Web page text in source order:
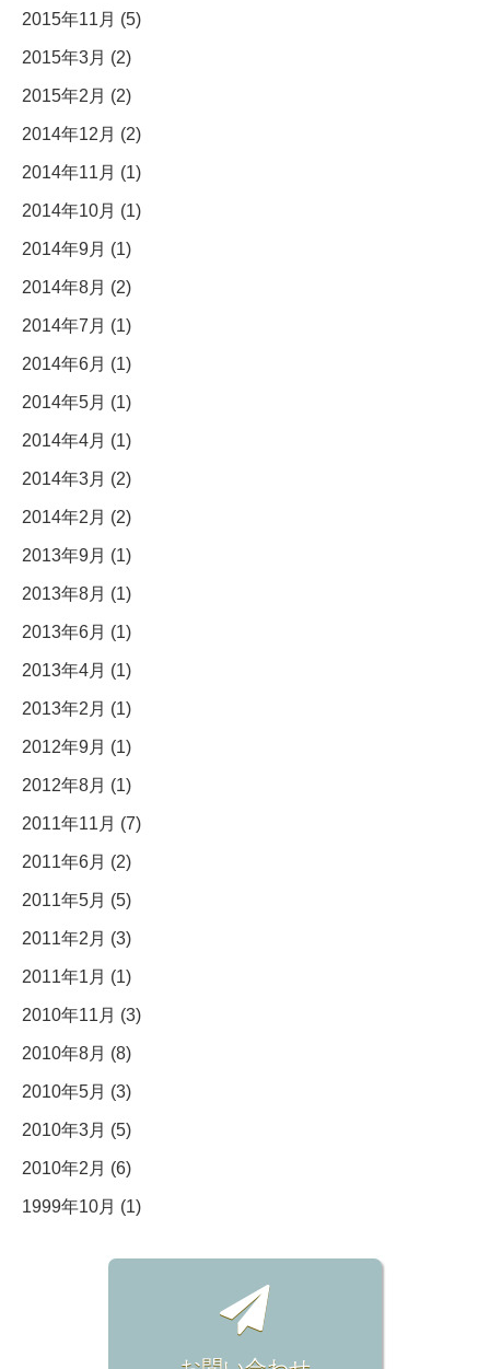
2015年11月 (5)
2015年3月 (2)
2015年2月 (2)
2014年12月 (2)
2014年11月 (1)
2014年10月 (1)
2014年9月 (1)
2014年8月 (2)
2014年7月 (1)
2014年6月 (1)
2014年5月 (1)
2014年4月 (1)
2014年3月 (2)
2014年2月 (2)
2013年9月 (1)
2013年8月 (1)
2013年6月 (1)
2013年4月 (1)
2013年2月 (1)
2012年9月 (1)
2012年8月 (1)
2011年11月 (7)
2011年6月 (2)
2011年5月 (5)
2011年2月 (3)
2011年1月 (1)
2010年11月 (3)
2010年8月 (8)
2010年5月 (3)
2010年3月 (5)
2010年2月 (6)
1999年10月 (1)